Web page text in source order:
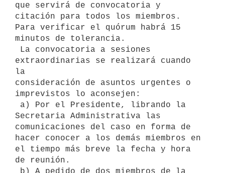
que servirá de convocatoria y
citación para todos los miembros.
Para verificar el quórum habrá 15
minutos de tolerancia.
extraordinarias se realizará cuando
la
consideración de asuntos urgentes o
imprevistos lo aconsejen:
Secretaria Administrativa las
comunicaciones del caso en forma de
hacer conocer a los demás miembros en
el tiempo más breve la fecha y hora
de reunión.